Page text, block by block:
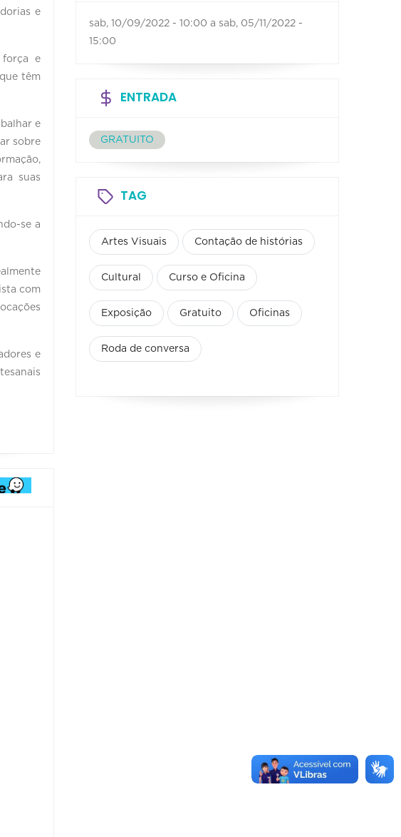
e
força e
têm
e
sobre
suas
se a
com
e
sab, 10/09/2022 - 10:00 a sab, 05/11/2022 -
15:00
ENTRADA
GRATUITO
TAG
Artes Visuais Contação de histórias
Cultural Curso e Oficina
Exposição Gratuito Oficinas
Roda de conversa